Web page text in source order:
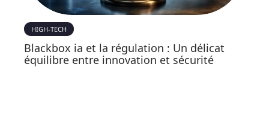
HIGH-TECH
Blackbox ia et la régulation : Un délicat
équilibre entre innovation et sécurité